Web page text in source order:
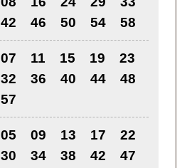
42 46 50 54 58
07 11 15 19
23
32 36 40 44
48
57
05 09 13 17
22
30 34 38 42
47